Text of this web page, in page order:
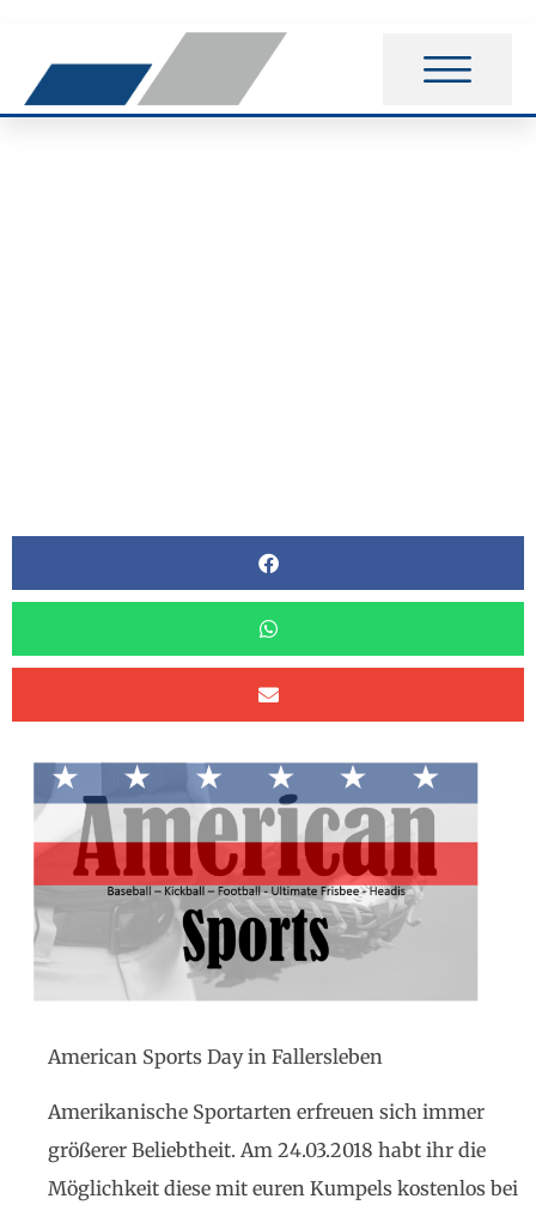
American Sports Day in Fallersleben
Amerikanische Sportarten erfreuen sich immer
größerer Beliebtheit. Am 24.03.2018 habt ihr die
Möglichkeit diese mit euren Kumpels kostenlos bei